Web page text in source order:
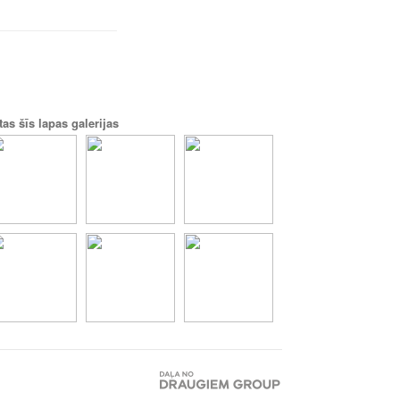
šīs lapas galerijas